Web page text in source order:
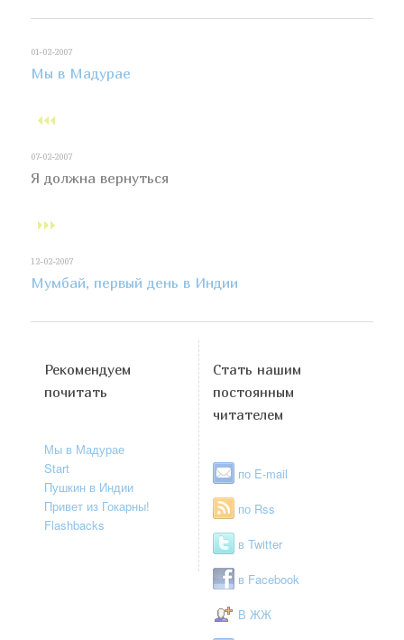
01-02-2007
Мы в Мадурае
07-02-2007
Я должна вернуться
12-02-2007
Мумбай, первый день в Индии
Рекомендуем
почитать
Мы в Мадурае
Start
Пушкин в Индии
Привет из Гокарны!
Flashbacks
Стать нашим
постоянным
читателем
по E-mail
по Rss
в Twitter
в Facebook
В ЖЖ